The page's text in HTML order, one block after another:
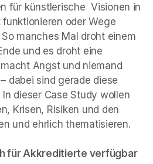
für künstlerische  Visionen in
oder Wege
manches Mal droht einem
und es droht eine
Angst und niemand
dabei sind gerade diese
dieser Case Study wollen
Krisen, Risiken und den
und ehrlich thematisieren.
für Akkreditierte verfügbar